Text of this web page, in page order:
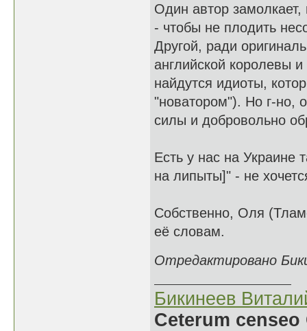
Один автор замолкает,
- чтобы не плодить
Другой, ради
английской королевы
найдутся идиоты,
"новатором"). Но г-но,
силы и добровольно
Есть у нас на Украине
на липыты]" - не
Собственно, Оля
её словам.
Отредактировано
Бикинеев
Ceterum